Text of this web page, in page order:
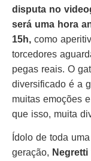
disputa no
será uma hora
15h, como
torcedores
pegas reais. O
diversificado é a
muitas emoções
que isso, muita
Ídolo de toda uma
geração, Negretti